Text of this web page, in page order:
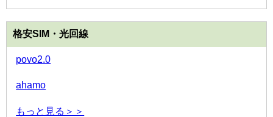
格安SIM・光回線
povo2.0
ahamo
もっと見る＞＞